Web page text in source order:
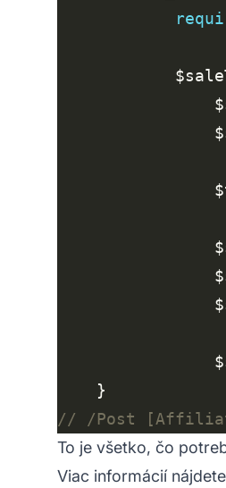
To je všetko, čo
Viac informácií